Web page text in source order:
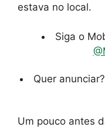
estava no local.
Siga o
Quer
Um pouco antes